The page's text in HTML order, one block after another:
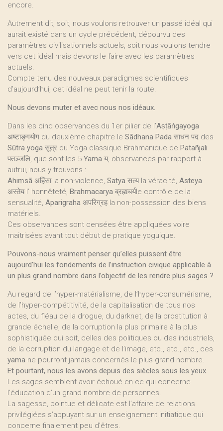
encore.
Autrement dit, soit, nous voulons retrouver un passé idéal qui
aurait existé dans un cycle précédent, dépourvu des
paramètres civilisationnels actuels, soit nous voulons tendre
vers cet idéal mais devons le faire avec les paramètres
actuels.
Compte tenu des nouveaux paradigmes scientifiques
d’aujourd’hui, cet idéal ne peut tenir la route.
Nous devons muter et avec nous nos idéaux.
Dans les cinq observances du 1er pilier de l’Aṣṭāṅgayoga
अष्टाङ्गयोग du deuxième chapitre le Sādhana Pada साधन पद des
Sūtra yoga सूत्र du Yoga classique Brahmanique de Patañjali
पतञ्जलि, que sont les 5 Yama य, observances par rapport à
autrui, nous y trouvons :
Ahiṃsā अहिंसा la non-violence, Satya सत्य la véracité, Asteya
अस्तेय l’ honnêteté, Brahmacarya ब्रह्मचर्यle contrôle de la
sensualité, Aparigraha अपरिग्रह la non-possession des biens
matériels.
Ces observances sont censées être appliquées voire
maitrisées avant tout début de pratique yoguique.
Pouvons-nous vraiment penser qu’elles puissent être
aujourd’hui les fondements de l’instruction civique applicable à
un plus grand nombre dans l’objectif de les rendre plus sages ?
Au regard de l’hyper-matérialisme, de l’hyper-consumérisme,
de l’hyper-compétitivité, de la capitalisation de tous nos
actes, du fléau de la drogue, du darknet, de la prostitution à
grande échelle, de la corruption la plus primaire à la plus
sophistiquée qui soit, celles des politiques ou des industriels,
de la corruption du langage et de l’image, etc., etc., etc., ces
yama ne pourront jamais concernés le plus grand nombre.
Et pourtant, nous les avons depuis des siècles sous les yeux.
Les sages semblent avoir échoué en ce qui concerne
l’éducation d’un grand nombre de personnes.
La sagesse, pointue et délicate est l’affaire de relations
privilégiées s’appuyant sur un enseignement initiatique qui
concerne finalement peu d’êtres.